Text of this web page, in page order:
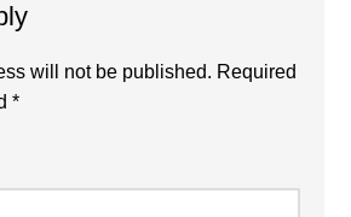
will not be published. Required
*